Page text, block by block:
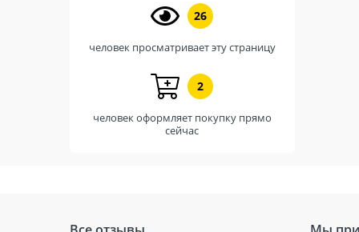
26
человек просматривает эту страницу
2
человек оформляет покупку прямо
сейчас